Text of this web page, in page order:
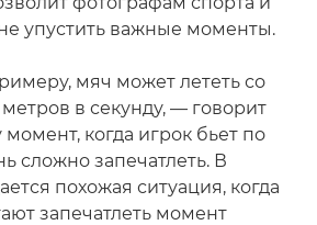
упустить важные моменты.
мяч может лететь со
в секунду, — говорит
когда игрок бьет по
сложно запечатлеть. В
похожая ситуация, когда
запечатлеть момент